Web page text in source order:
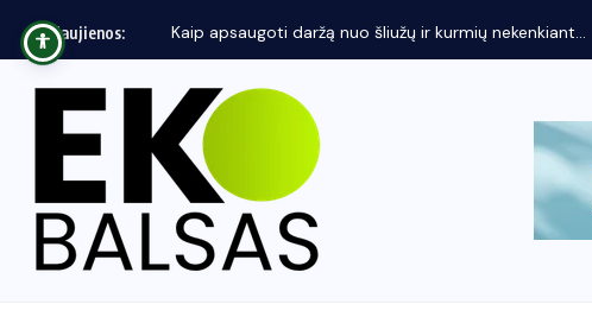
Naujienos: